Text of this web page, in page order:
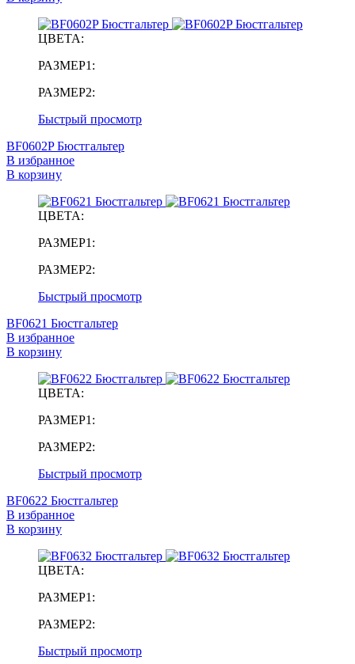
ЦВЕТА:
РАЗМЕР1:
РАЗМЕР2:
Быстрый просмотр
BF0602P Бюстгальтер
В избранное
В корзину
ЦВЕТА:
РАЗМЕР1:
РАЗМЕР2:
Быстрый просмотр
BF0621 Бюстгальтер
В избранное
В корзину
ЦВЕТА:
РАЗМЕР1:
РАЗМЕР2:
Быстрый просмотр
BF0622 Бюстгальтер
В избранное
В корзину
ЦВЕТА:
РАЗМЕР1:
РАЗМЕР2:
Быстрый просмотр